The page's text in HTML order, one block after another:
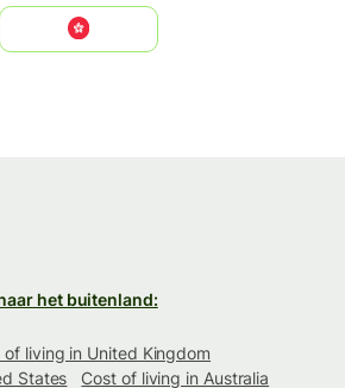
het buitenland:
of living in United Kingdom
States
Cost of living in Australia